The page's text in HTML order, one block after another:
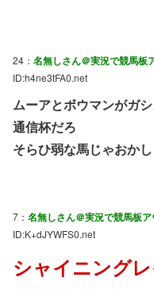
24： 名無しさん＠実況で競馬板
ID:h4ne3tFA0.net
ムーアとボウマンがガ
通信杯だろ
そらひ弱な馬じゃおか
7： 名無しさん＠実況で競馬板ア
ID:K+dJYWFS0.net
シャイニング